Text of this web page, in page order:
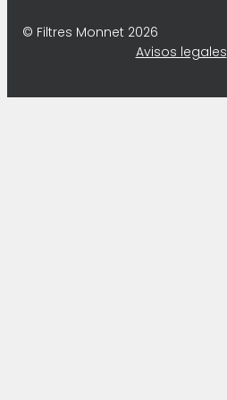
© Filtres Monnet 2026
Avisos legales